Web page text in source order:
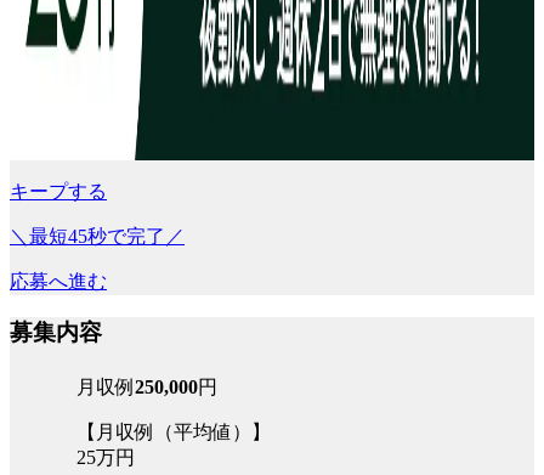
キープする
＼最短45秒で完了／
応募へ進む
募集内容
月収例 250,000円
【月収例（平均値）】
25万円